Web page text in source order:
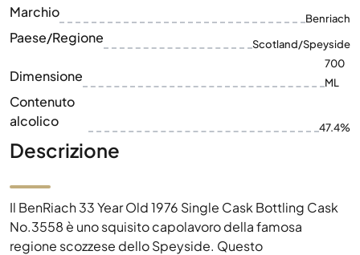
Marchio Benriach
Paese/Regione Scotland/Speyside
Dimensione
700
ML
Contenuto
alcolico
47.4%
Descrizione
Il BenRiach 33 Year Old 1976 Single Cask Bottling Cask
No.3558 è uno squisito capolavoro della famosa
regione scozzese dello Speyside. Questo